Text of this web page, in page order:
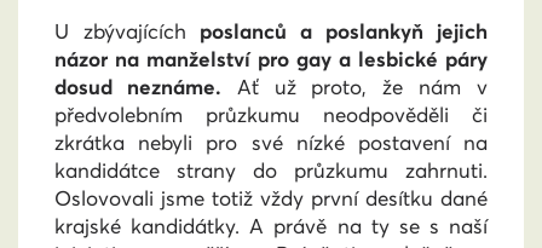
U zbývajících poslanců a poslankyň jejich
názor na manželství pro gay a lesbické páry
dosud neznáme. Ať už proto, že nám v
předvolebním průzkumu neodpověděli či
zkrátka nebyli pro své nízké postavení na
kandidátce strany do průzkumu zahrnuti.
Oslovovali jsme totiž vždy první desítku dané
krajské kandidátky. A právě na ty se s naší